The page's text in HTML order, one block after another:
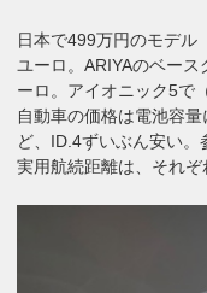
日本で499万円のモデル
ユーロ。ARIYAのベー
ーロ。アイオニック5で
自動車の価格は電池容
ど、ID.4ずいぶん安い
実用航続距離は、それ